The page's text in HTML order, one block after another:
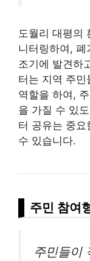
도월리 대평의
니터링하여,
조기에 발견하
터는 지역 주
역할을 하여,
을 가질 수 있
터 공유는 중요
수 있습니다.
주민 참여
주민들이